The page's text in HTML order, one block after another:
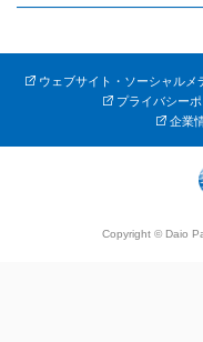
ウェブサイト・ソーシャルメ
プライバシー
企業
Copyright © Daio